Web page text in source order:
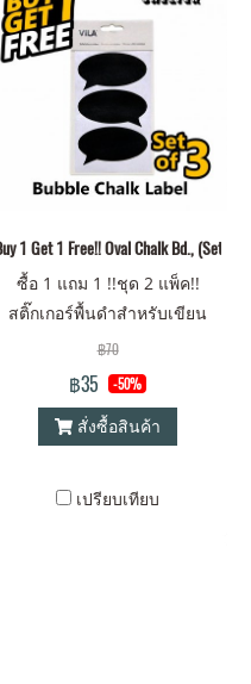
/ Set of 6 pcs.) x 2 packs.
1 Get 1 Free!! Oval Chalk Bd., (Set of
ซื้อ 1 แถม 1 !!ชุด 2 แพ็ค!!
สติ๊กเกอร์พื้นดำสำหรับเขียน
ชอลก์ ลอกติดใหม่ได้ เซต 3 ชิ้น(
x 2 แพ็ค)
฿70
฿35 -50%
สั่งซื้อสินค้า
เปรียบเทียบ